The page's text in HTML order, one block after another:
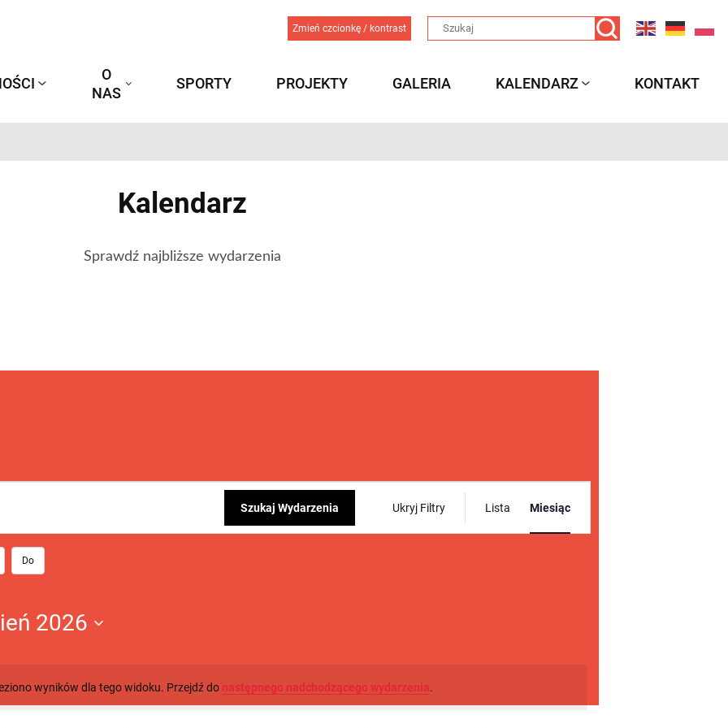
Zmień czcionkę / kontrast
O
NAS
SPORTY PROJEKTY GALERIA KALENDARZ KONTAKT
Kalendarz
Sprawdź najbliższe wydarzenia
Powiadomienie
wyników dla tego widoku. Przejdź do następnego nadchodzącego wydarzenia.
Szukaj Wydarzenia Ukryj Filtry
Widoki
Lista Miesiąc
Do
2026